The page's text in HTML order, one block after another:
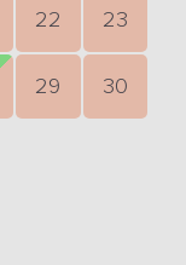
22 23
29 30